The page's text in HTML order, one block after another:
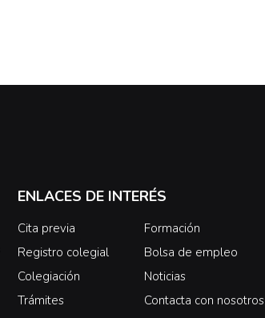
ENLACES DE INTERÉS
Cita previa
Registro colegial
Colegiación
Trámites
Formación
Bolsa de empleo
Noticias
Contacta con nosotros